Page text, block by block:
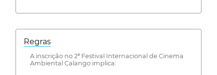
Regras
A inscrição no 2ª Festival Internacional de Cinema
Ambiental Calango implica: